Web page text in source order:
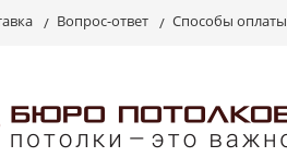
Вопрос-ответ Способы оплаты